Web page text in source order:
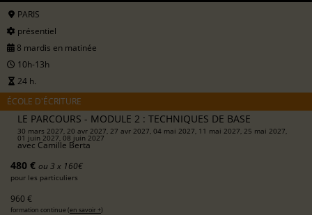
PARIS
présentiel
8 mardis en matinée
10h-13h
24 h.
ÉCOLE D'ÉCRITURE
LE PARCOURS - MODULE 2 : TECHNIQUES DE BASE
30 mars 2027, 20 avr 2027, 27 avr 2027, 04 mai 2027, 11 mai 2027, 25 mai 2027,
01 juin 2027, 08 juin 2027
avec Camille Berta
480 € ou 3 x 160€
pour les particuliers
960 €
formation continue (en savoir +)